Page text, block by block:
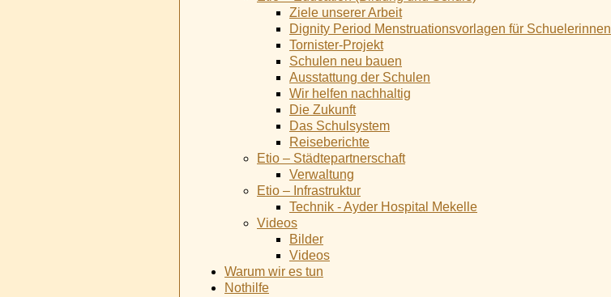
Ziele unserer Arbeit
Dignity Period Menstruationsvorlagen für Schuelerinnen
Tornister-Projekt
Schulen neu bauen
Ausstattung der Schulen
Wir helfen nachhaltig
Die Zukunft
Das Schulsystem
Reiseberichte
Etio – Städtepartnerschaft
Verwaltung
Etio – Infrastruktur
Technik - Ayder Hospital Mekelle
Videos
Bilder
Videos
Warum wir es tun
Nothilfe